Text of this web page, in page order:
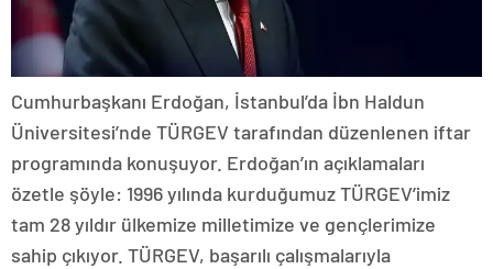
Cumhurbaşkanı Erdoğan, İstanbul’da İbn Haldun
Üniversitesi’nde TÜRGEV tarafından düzenlenen iftar
programında konuşuyor. Erdoğan’ın açıklamaları
özetle şöyle: 1996 yılında kurduğumuz TÜRGEV’imiz
tam 28 yıldır ülkemize milletimize ve gençlerimize
sahip çıkıyor. TÜRGEV, başarılı çalışmalarıyla